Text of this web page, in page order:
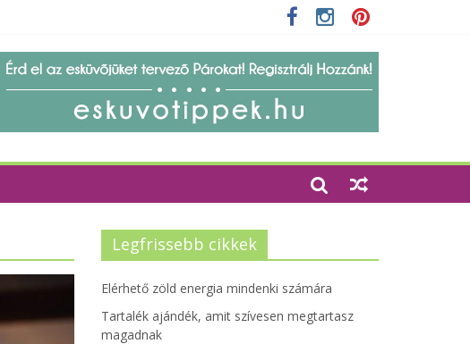
szempontjainak erősítése
Legfrissebb cikkek
Elérhető zöld energia mindenki számára
Tartalék ajándék, amit szívesen megtartasz
magadnak